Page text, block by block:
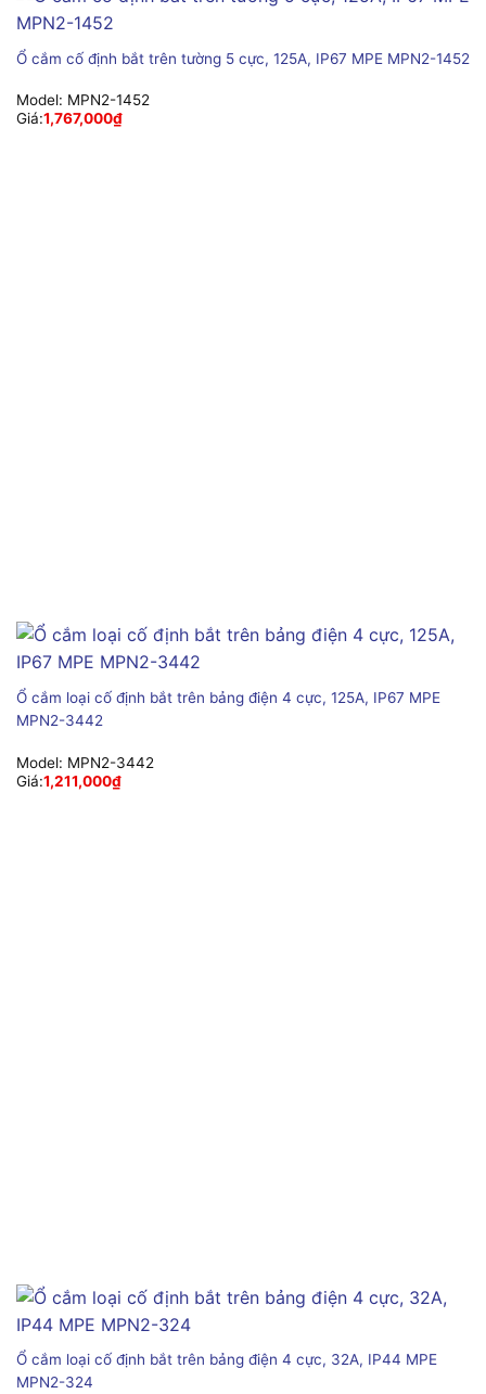
Ổ cắm cố định bắt trên tường 5 cực, 125A, IP67 MPE MPN2-1452
Model: MPN2-1452
Giá:1,767,000₫
Ổ cắm loại cố định bắt trên bảng điện 4 cực, 125A, IP67 MPE
MPN2-3442
Model: MPN2-3442
Giá:1,211,000₫
Ổ cắm loại cố định bắt trên bảng điện 4 cực, 32A, IP44 MPE
MPN2-324